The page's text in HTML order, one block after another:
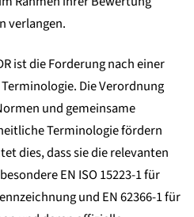
verlangen.
ist die Forderung nach einer
Die Verordnung
und gemeinsame
Terminologie fördern
dies, dass sie die relevanten
EN ISO 15223-1 für
und EN 62366-1 für